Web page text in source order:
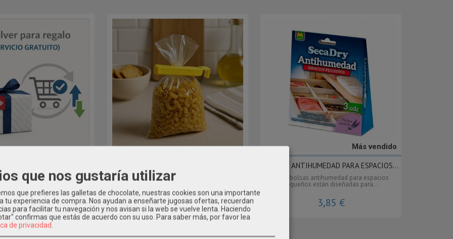
ofrecemos el servicio gratuito de
envolver para...
0,00 €
Este set de 7 pinzas cierrabolsas pequeñas de
1,60 €
Más vendido
BOLSAS ANTIHUMEDAD PARA ESPACIOS...
Estas bolsas antihumedad para espacios
pequeños están diseñadas para...
3,85 €
que nos gustaría utilizar
que prefieres las galletas de chocolate, nuestras cookies son una importante
tu experiencia de compra. Nos ayudan a enseñarte jugosas ofertas, recuerdan
para facilitar tu navegación y nos avisan si la web se vuelve lenta. Haciendo
confirmas que estás de acuerdo con su uso. Para saber más, por favor lea
de privacidad.